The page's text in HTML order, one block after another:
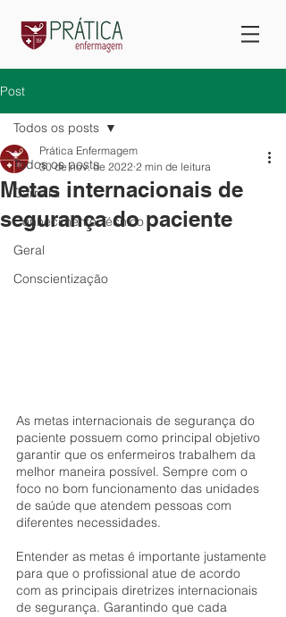
Post
Todos os posts
Carreira
Conhecimento Técnico
Geral
Conscientização
Todos os posts
Metas internacionais de
segurança do paciente
Prática Enfermagem
30 de nov. de 2022 2 min de leitura
As metas internacionais de segurança do
paciente possuem como principal objetivo
garantir que os enfermeiros trabalhem da
melhor maneira possível. Sempre com o
foco no bom funcionamento das unidades
de saúde que atendem pessoas com
diferentes necessidades.
Entender as metas é importante justamente
para que o profissional atue de acordo
com as principais diretrizes internacionais
de segurança. Garantindo que cada